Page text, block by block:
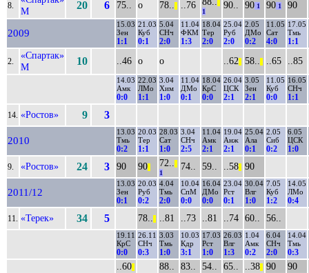
8.
М
20 6 75.. о 78.. ..76
1
90.. 90 1 90 1 90
2009
15.03
Зен
1:1
21.03
Куб
0:1
5.04
СНч
2:0
11.04
ФКМ
1:3
18.04
Тер
2:0
25.04
Руб
2:0
2.05
ДМо
0:2
11.05
Сат
4:0
17.05
Тмь
1:1
2.
«Спартак»
М
10 ..46 о о ..62 58.. ..65 ..85
14.03
Амк
0:0
22.03
ЛМо
1:1
3.04
Хим
1:0
11.04
ДМо
0:1
18.04
КрС
0:0
26.04
ЦСК
2:1
3.05
Зен
2:1
11.05
Куб
0:0
16.05
СНч
1:1
14. «Ростов» 9 3
2010
13.03
Тмь
0:2
20.03
Тер
1:1
28.03
Сат
1:0
3.04
СНч
2:5
11.04
Амк
2:1
19.04
Анж
2:1
25.04
Ала
0:1
2.05
Сиб
0:2
6.05
ЦСК
1:0
9. «Ростов» 24 3 90 90 72..
1
74.. 59.. ..58 90
2011/12
13.03
Зен
0:1
20.03
Руб
0:2
4.04
Тмь
2:0
10.04
СпМ
0:0
16.04
ДМо
0:0
23.04
Рст
0:1
30.04
Влг
1:0
7.05
Куб
1:2
14.05
ЛМо
0:4
11. «Терек» 34 5 78.. ..81 ..73 ..81 ..74 60.. 56..
19.11
КрС
0:0
26.11
СНч
0:3
3.03
Тмь
1:0
10.03
Кдр
3:1
17.03
Рст
1:0
26.03
Влг
1:3
1.04
Амк
0:2
6.04
СНч
2:0
14.04
Тмь
0:3
..60 88.. 83.. 54.. 65.. ..38 90
90